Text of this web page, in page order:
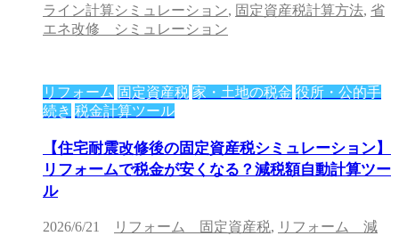
ライン計算シミュレーション, 固定資産税計算方法, 省
エネ改修 シミュレーション
リフォーム 固定資産税 家・土地の税金 役所・公的手
続き 税金計算ツール
【住宅耐震改修後の固定資産税シミュレーション】
リフォームで税金が安くなる？減税額自動計算ツー
ル
2026/6/21 リフォーム 固定資産税, リフォーム 減